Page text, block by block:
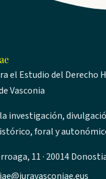
el Estudio del Derecho
Vasconia
investigación,
foral y
11 · 20014